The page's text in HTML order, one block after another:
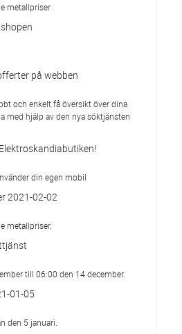
metallpriser
på webben
och enkelt få översikt över dina
med hjälp av den nya söktjänsten
din egen mobil
2021-02-02
metallpriser.
till 06:00 den 14 december.
01-05
den 5 januari.